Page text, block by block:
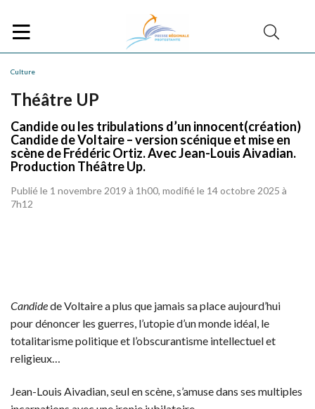
Culture
Théâtre UP
Candide ou les tribulations d’un innocent(création)
Candide de Voltaire – version scénique et mise en
scène de Frédéric Ortiz. Avec Jean-Louis Aivadian.
Production Théâtre Up.
Publié le 1 novembre 2019 à 1h00, modifié le 14 octobre 2025 à
7h12
Candidede Voltaire a plus que jamais sa place aujourd’hui
pour dénoncer les guerres, l’utopie d’un monde idéal, le
totalitarisme politique et l’obscurantisme intellectuel et
religieux…
Jean-Louis Aivadian, seul en scène, s’amuse dans ses multiples